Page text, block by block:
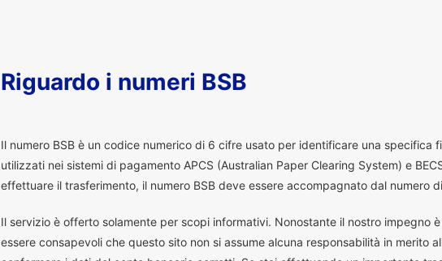
Riguardo i numeri BSB
Il numero BSB è un codice numerico di 6 cifre usato per identificare una specifica
utilizzati nei sistemi di pagamento APCS (Australian Paper Clearing System) e
effettuare il trasferimento, il numero BSB deve essere accompagnato dal numero
Il servizio è offerto solamente per scopi informativi. Nonostante il nostro impegno
essere consapevoli che questo sito non si assume alcuna responsabilità in merito